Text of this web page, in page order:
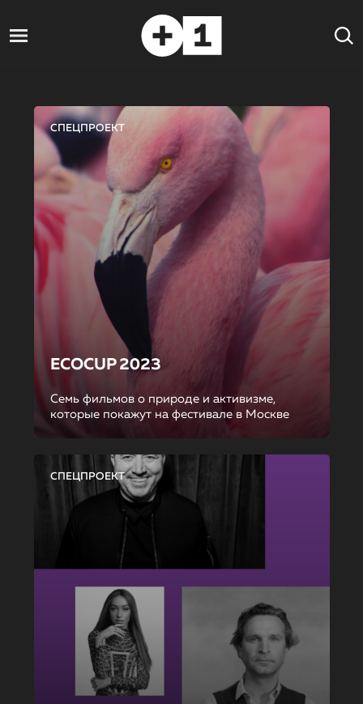
СПЕЦПРОЕКТ
ECOCUP 2023
Семь фильмов о природе и активизме,
которые покажут на фестивале в Москве
СПЕЦПРОЕКТ